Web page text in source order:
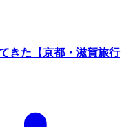
きた【京都・滋賀旅行